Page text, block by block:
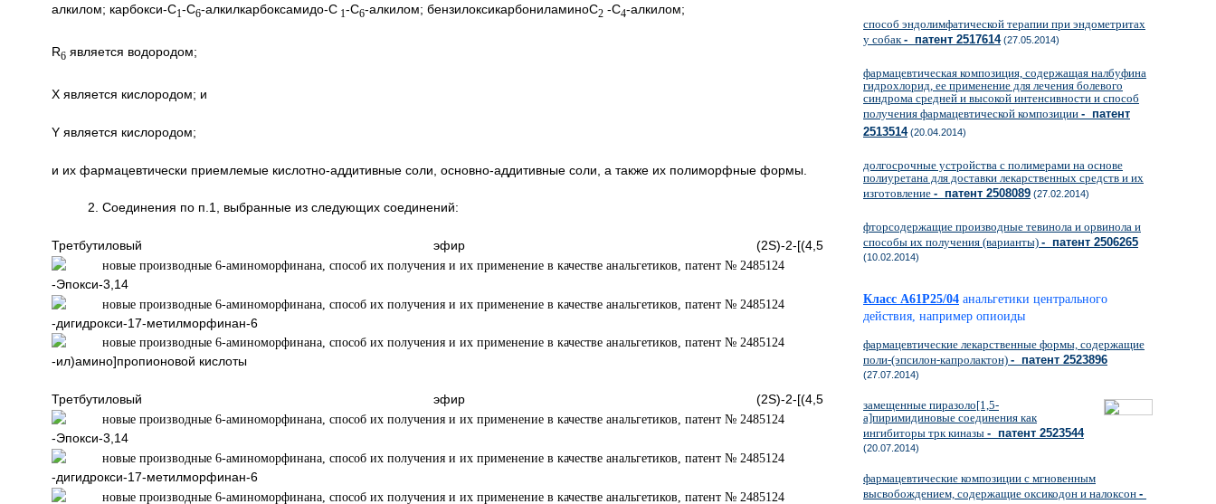
алкилом; карбокси-С1-С6-алкилкарбоксамидо-С1-С6-алкилом; бензилоксикарбониламиноС2-С4-алкилом;
R6является водородом;
X является кислородом; и
Y является кислородом;
и их фармацевтически приемлемые кислотно-аддитивные соли, основно-аддитивные соли, а также их полиморфные формы.
2. Соединения по п.1, выбранные из следующих соединений:
Третбутиловый эфир (2S)-2-[(4,5
-Эпокси-3,14
-дигидрокси-17-метилморфинан-6
-ил)амино]пропионовой кислоты
Третбутиловый эфир (2S)-2-[(4,5
-Эпокси-3,14
-дигидрокси-17-метилморфинан-6
способ эндолимфатической терапии при эндометритах
у собак- патент 2517614(27.05.2014)
фармацевтическая композиция, содержащая налбуфина
гидрохлорид, ее применение для лечения болевого
синдрома средней и высокой интенсивности и способ
получения фармацевтической композиции - патент
2513514(20.04.2014)
долгосрочные устройства с полимерами на основе
полиуретана для доставки лекарственных средств и их
изготовление - патент 2508089 (27.02.2014)
фторсодержащие производные тевинола и орвинола и
способы их получения (варианты) - патент 2506265
(10.02.2014)
Класс A61P25/04 анальгетики центрального
действия, например опиоиды
фармацевтические лекарственные формы, содержащие
поли-(эпсилон-капролактон) - патент 2523896
(27.07.2014)
замещенные пиразоло[1,5-
a]пиримидиновые соединения как
ингибиторы трк киназы - патент 2523544
(20.07.2014)
фармацевтические композиции с мгновенным
высвобождением, содержащие оксикодон и налоксон -